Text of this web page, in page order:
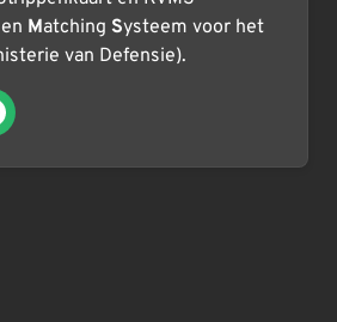
Matching Systeem voor het
van Defensie).